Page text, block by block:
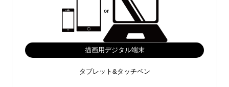
描画用デジタル端末
タブレット&タッチペン